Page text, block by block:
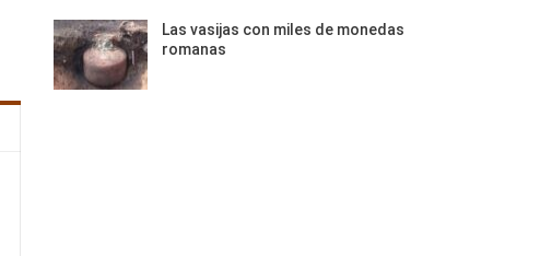
Las vasijas con miles de monedas
romanas